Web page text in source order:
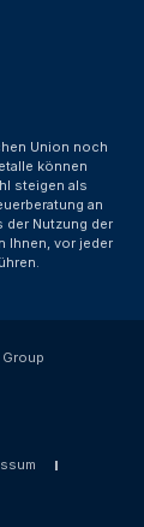
Union noch
können
steigen als
an
der Nutzung der
Ihnen, vor jeder